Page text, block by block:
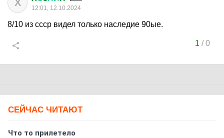
X 12:01, 12.10.2024
8/10 из ссср видел только наследие 90ые.
1 /0
СЕЙЧАС ЧИТАЮТ
Что то прилетело